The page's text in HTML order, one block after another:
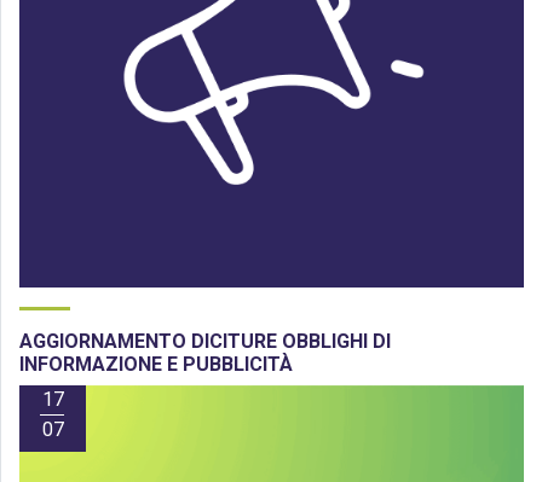
AGGIORNAMENTO DICITURE OBBLIGHI DI
INFORMAZIONE E PUBBLICITÀ
17
07